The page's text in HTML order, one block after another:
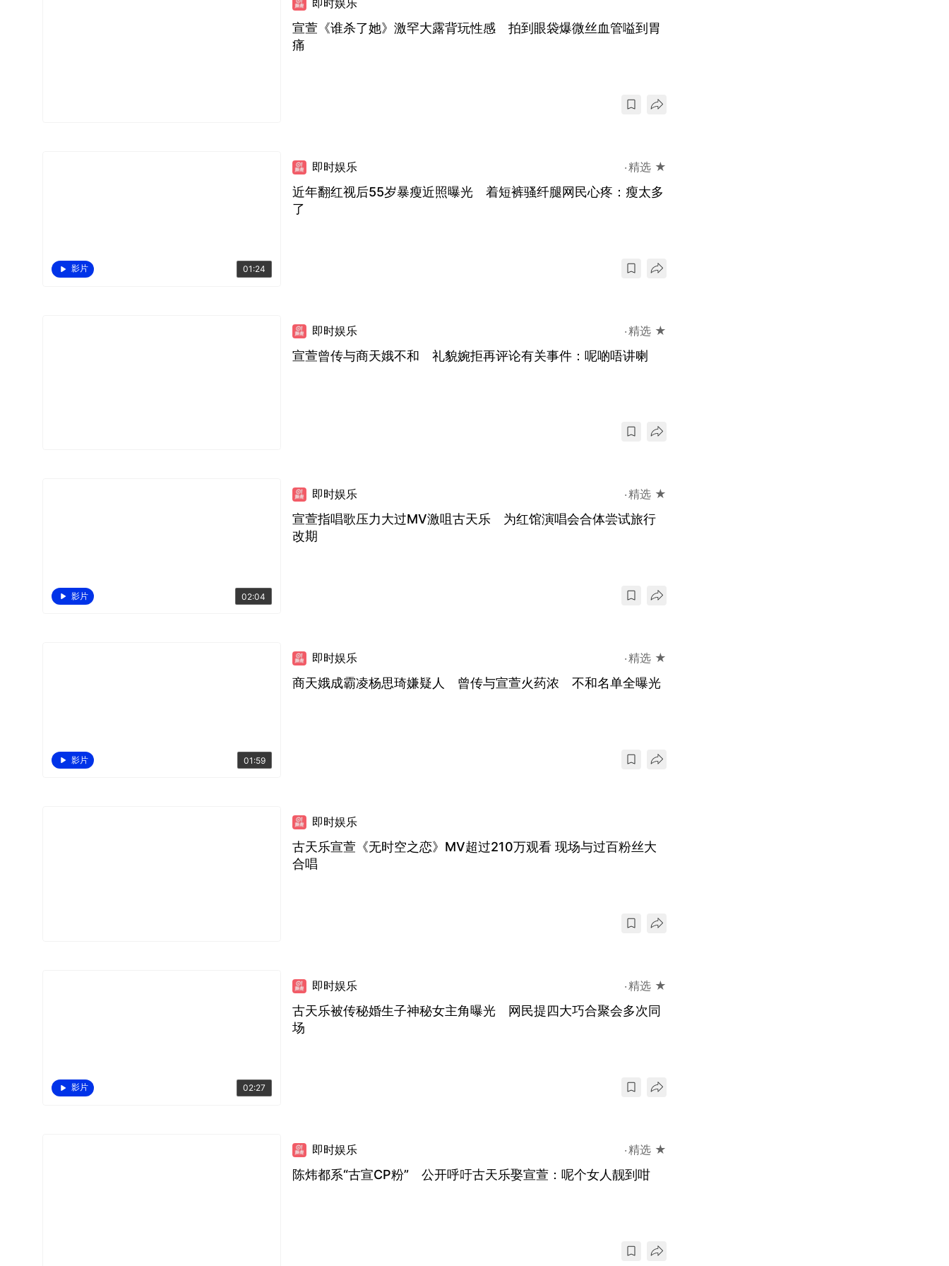
宣萱《谁杀了她》激罕大露背玩性感 拍到眼袋爆微丝血管嗌到胃
痛
影片 01:24
即时娱乐 精选 ★
近年翻红视后55岁暴瘦近照曝光 着短裤骚纤腿网民心疼：瘦太多
了
即时娱乐 精选 ★
宣萱曾传与商天娥不和 礼貌婉拒再评论有关事件：呢啲唔讲喇
影片 02:04
即时娱乐 精选 ★
宣萱指唱歌压力大过MV激咀古天乐 为红馆演唱会合体尝试旅行
改期
影片 01:59
即时娱乐 精选 ★
商天娥成霸凌杨思琦嫌疑人 曾传与宣萱火药浓 不和名单全曝光
即时娱乐
古天乐宣萱《无时空之恋》MV超过210万观看 现场与过百粉丝大
合唱
影片 02:27
即时娱乐 精选 ★
古天乐被传秘婚生子神秘女主角曝光 网民提四大巧合聚会多次同
场
即时娱乐 精选 ★
陈炜都系“古宣CP粉” 公开呼吁古天乐娶宣萱：呢个女人靓到咁